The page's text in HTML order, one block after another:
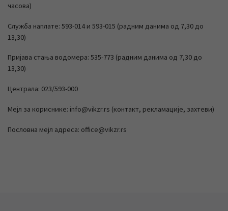
часова)
Служба наплате: 593-014 и 593-015 (радним данима од 7,30 до
13,30)
Пријава стања водомера: 535-773 (радним данима од 7,30 до
13,30)
Централа: 023/593-000
Мејл за кориснике: info@vikzr.rs (контакт, рекламације, захтеви)
Пословна мејл адреса: office@vikzr.rs